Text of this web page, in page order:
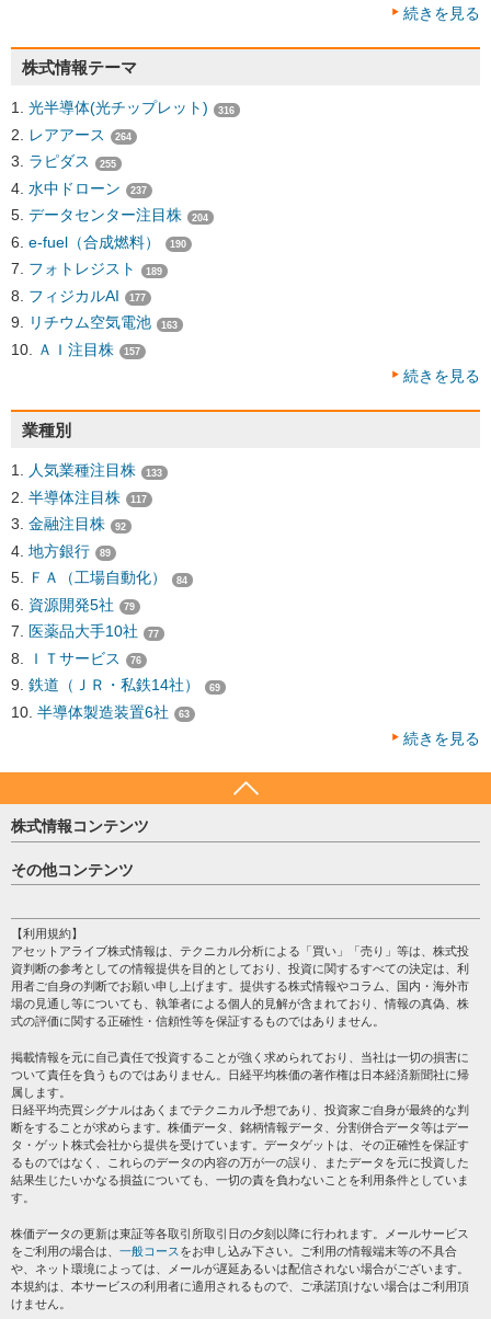
続きを見る
株式情報テーマ
光半導体(光チップレット) 316
レアアース 264
ラピダス 255
水中ドローン 237
データセンター注目株 204
e-fuel（合成燃料） 190
フォトレジスト 189
フィジカルAI 177
リチウム空気電池 163
ＡＩ注目株 157
続きを見る
業種別
人気業種注目株 133
半導体注目株 117
金融注目株 92
地方銀行 89
ＦＡ（工場自動化） 84
資源開発5社 79
医薬品大手10社 77
ＩＴサービス 76
鉄道（ＪＲ・私鉄14社） 69
半導体製造装置6社 63
続きを見る
株式情報コンテンツ
日経平均
売買シグナル
注目銘柄
株テーマ情報
海外市況
投資カレンダー
格付け情報
その他コンテンツ
個人情報保護方針
プライバシーポリシー
会社案内
サイトマップ
過去データ
【利用規約】
アセットアライブ株式情報は、テクニカル分析による「買い」「売り」等は、株式投
資判断の参考としての情報提供を目的としており、投資に関するすべての決定は、利
用者ご自身の判断でお願い申し上げます。提供する株式情報やコラム、国内・海外市
場の見通し等についても、執筆者による個人的見解が含まれており、情報の真偽、株
式の評価に関する正確性・信頼性等を保証するものではありません。
掲載情報を元に自己責任で投資することが強く求められており、当社は一切の損害に
ついて責任を負うものではありません。日経平均株価の著作権は日本経済新聞社に帰
属します。
日経平均売買シグナルはあくまでテクニカル予想であり、投資家ご自身が最終的な判
断をすることが求めらます。株価データ、銘柄情報データ、分割併合データ等はデー
タ・ゲット株式会社から提供を受けています。データゲットは、その正確性を保証す
るものではなく、これらのデータの内容の万が一の誤り、またデータを元に投資した
結果生じたいかなる損益についても、一切の責を負わないことを利用条件としていま
す。
株価データの更新は東証等各取引所取引日の夕刻以降に行われます。メールサービス
をご利用の場合は、 一般コース をお申し込み下さい。ご利用の情報端末等の不具合
や、ネット環境によっては、メールが遅延あるいは配信されない場合がございます。
本規約は、本サービスの利用者に適用されるもので、ご承諾頂けない場合はご利用頂
けません。